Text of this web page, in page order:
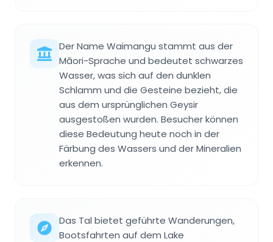
Der Name Waimangu stammt aus der
Māori-Sprache und bedeutet schwarzes
Wasser, was sich auf den dunklen
Schlamm und die Gesteine bezieht, die
aus dem ursprünglichen Geysir
ausgestoßen wurden. Besucher können
diese Bedeutung heute noch in der
Färbung des Wassers und der Mineralien
erkennen.
Das Tal bietet geführte Wanderungen,
Bootsfahrten auf dem Lake